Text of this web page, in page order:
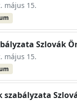
május 15.
Szlovák
május 15.